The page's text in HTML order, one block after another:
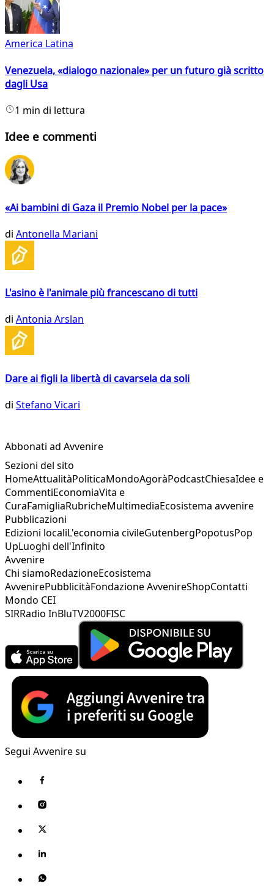
America Latina
Venezuela, «dialogo nazionale» per un futuro già scritto
dagli Usa
1 min di lettura
Idee e commenti
«Ai bambini di Gaza il Premio Nobel per la pace»
di Antonella Mariani
L'asino è l'animale più francescano di tutti
di Antonia Arslan
Dare ai figli la libertà di cavarsela da soli
di Stefano Vicari
Abbonati ad Avvenire
Sezioni del sito
HomeAttualitàPoliticaMondoAgoràPodcastChiesaIdee e
CommentiEconomiaVita e
CuraFamigliaRubricheMultimediaEcosistema avvenire
Pubblicazioni
Edizioni localiL'economia civileGutenbergPopotusPop
UpLuoghi dell'Infinito
Avvenire
Chi siamoRedazioneEcosistema
AvvenirePubblicitàFondazione AvvenireShopContatti
Mondo CEI
SIRRadio InBluTV2000FISC
Segui Avvenire su